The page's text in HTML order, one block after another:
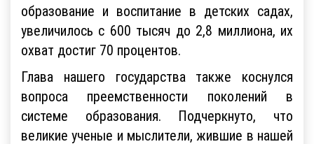
образование и воспитание в детских садах,
увеличилось с 600 тысяч до 2,8 миллиона, их
охват достиг 70 процентов.
Глава нашего государства также коснулся
вопроса преемственности поколений в
системе образования. Подчеркнуто, что
великие ученые и мыслители, жившие в нашей